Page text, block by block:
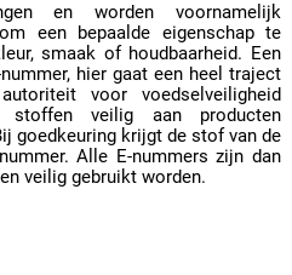
en worden voornamelijk
een bepaalde eigenschap te
smaak of houdbaarheid. Een
hier gaat een heel traject
voor voedselveiligheid
veilig aan producten
goedkeuring krijgt de stof van de
Alle E-nummers zijn dan
veilig gebruikt worden.